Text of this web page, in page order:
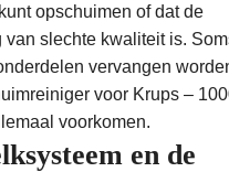
opschuimen of dat de
van slechte kwaliteit is.
vervangen
voor Krups –
voorkomen.
en de